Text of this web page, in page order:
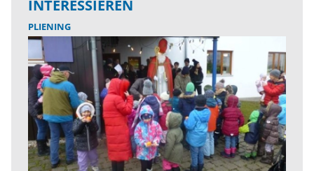
INTERESSIEREN
PLIENING